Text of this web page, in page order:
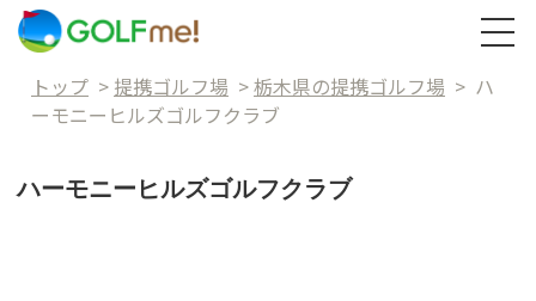
トップ > 提携ゴルフ場 >栃木県の提携ゴルフ場 > ハ
ーモニーヒルズゴルフクラブ
ハーモニーヒルズゴルフクラブ